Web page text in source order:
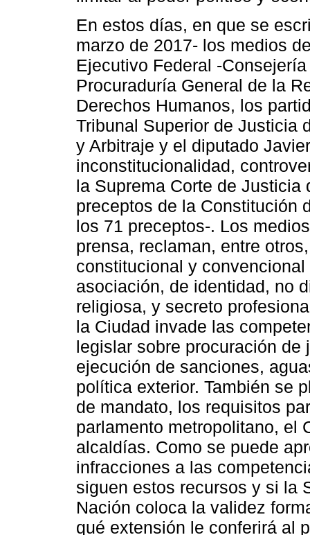
En estos días, en que se
marzo de 2017- los medios
Ejecutivo Federal -
Procuraduría General de la
Derechos Humanos, los
Tribunal Superior de Justicia
y Arbitraje y el diputado
inconstitucionalidad,
la Suprema Corte de
preceptos de la Constitución
los 71 preceptos-. Los
prensa, reclaman, entre
constitucional y
asociación, de identidad, no
religiosa, y secreto
la Ciudad invade las
legislar sobre procuración
ejecución de sanciones,
política exterior. También se
de mandato, los requisitos
parlamento metropolitano, el
alcaldías. Como se puede
infracciones a las
siguen estos recursos y si la
Nación coloca la validez
qué extensión le conferirá al